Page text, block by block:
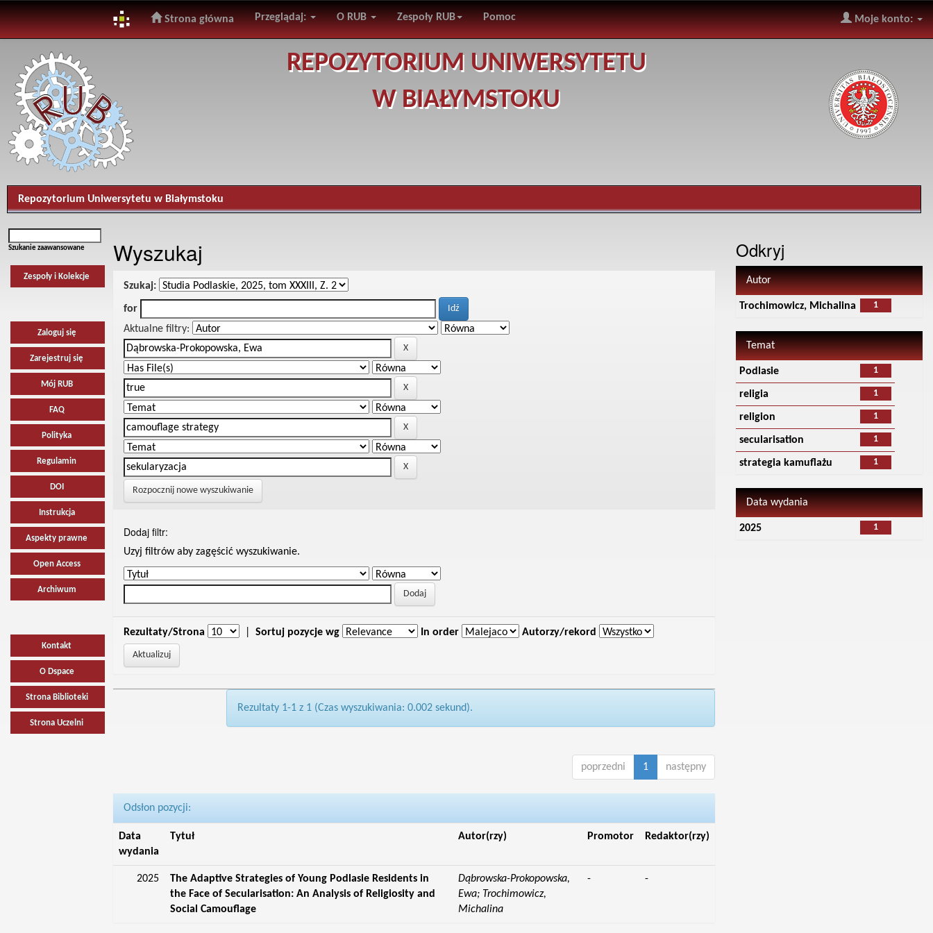
navigation
Strona główna Przeglądaj: O RUB Zespoły RUB Pomoc Moje konto:
REPOZYTORIUM UNIWERSYTETU
W BIAŁYMSTOKU
Repozytorium Uniwersytetu w Białymstoku
Szukanie zaawansowane
Zespoły i Kolekcje
Zaloguj się
Zarejestruj się
Mój RUB
FAQ
Polityka
Regulamin
DOI
Instrukcja
Aspekty prawne
Open Access
Archiwum
Kontakt
O Dspace
Strona Biblioteki
Strona Uczelni
Wyszukaj
Szukaj:
for
Aktualne filtry:
Rozpocznij nowe wyszukiwanie
Dodaj filtr:
Uzyj filtrów aby zagęścić wyszukiwanie.
Rezultaty/Strona Sortuj pozycje wg In order Autorzy/rekord
Rezultaty 1-1 z 1 (Czas wyszukiwania: 0.002 sekund).
poprzedni 1 następny
Odsłon pozycji:
Data
wydania
Tytuł Autor(rzy) Promotor Redaktor(rzy)
2025
The Adaptive Strategies of Young Podlasie Residents in
the Face of Secularisation: An Analysis of Religiosity and
Social Camouflage
Dąbrowska-Prokopowska,
Ewa; Trochimowicz,
Michalina
- -
Odkryj
Autor
1
Trochimowicz, Michalina
Temat
1
Podlasie
1
religia
1
religion
1
secularisation
1
strategia kamuflażu
Data wydania
1
2025